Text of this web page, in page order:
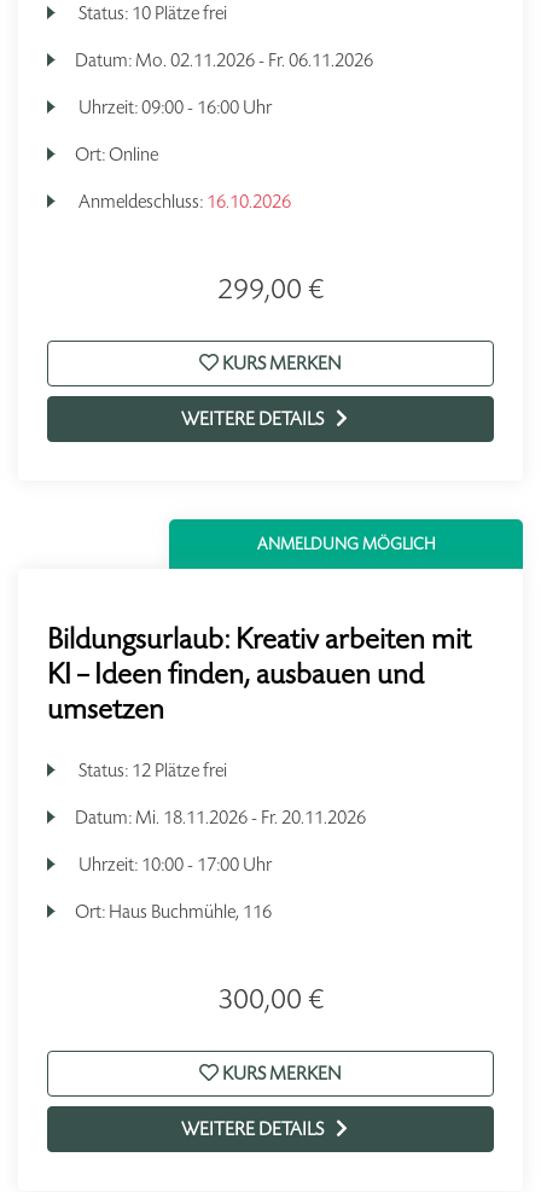
Status: 10 Plätze frei
Datum: Mo. 02.11.2026 - Fr. 06.11.2026
Uhrzeit:09:00 - 16:00 Uhr
Ort:Online
Anmeldeschluss: 16.10.2026
299,00 €
KURS MERKEN
WEITERE DETAILS
ANMELDUNG MÖGLICH
Bildungsurlaub: Kreativ arbeiten mit
KI – Ideen finden, ausbauen und
umsetzen
Status: 12 Plätze frei
Datum: Mi. 18.11.2026 - Fr. 20.11.2026
Uhrzeit: 10:00 - 17:00 Uhr
Ort: Haus Buchmühle, 116
300,00 €
KURS MERKEN
WEITERE DETAILS